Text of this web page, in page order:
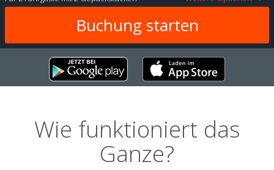
Wie funktioniert das
Ganze?